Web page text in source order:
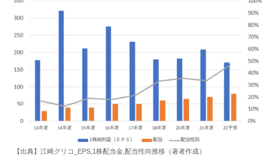
【出典】江崎グリコ_EPS,1株配当金,配当性向推移（著者作成）